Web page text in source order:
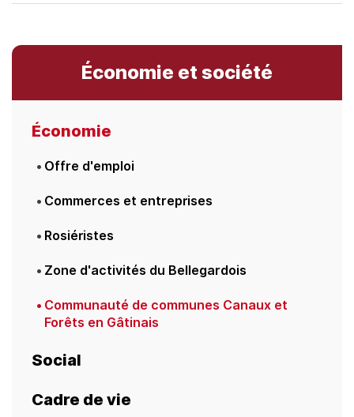
Économie et société
Économie
Offre d'emploi
Commerces et entreprises
Rosiéristes
Zone d'activités du Bellegardois
Communauté de communes Canaux et
Forêts en Gâtinais
Social
Cadre de vie